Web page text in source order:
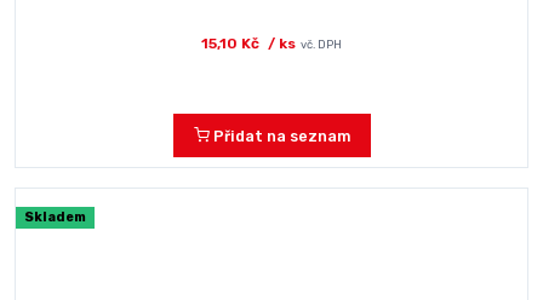
15,10 Kč / ks vč. DPH
Přidat na seznam
Skladem